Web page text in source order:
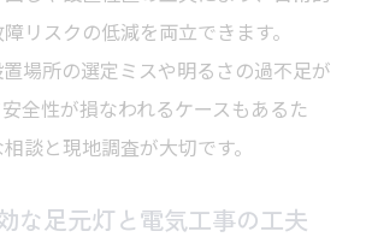
リスクの低減を両立できます。
場所の選定ミスや明るさの過不足が
全性が損なわれるケースもあるた
談と現地調査が大切です。
な足元灯と電気工事の工夫